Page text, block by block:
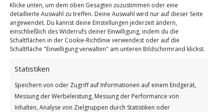
Klicke unten, um dem oben Gesagten zuzustimmen oder eine
detaillierte Auswahl zu treffen. Deine Auswahl wird nur auf dieser Seite
angewendet. Du kannst deine Einstellungen jederzeit ändern,
einschließlich des Widerrufs deiner Einwilligung, indem du die
Schaltflächen in der Cookie-Richtlinie verwendest oder auf die
Schaltfläche "Einwilligung verwalten" am unteren Bildschirmrand klickst.
Statistiken
Speichern von oder Zugriff auf Informationen auf einem Endgerät,
Messung der Werbeleistung, Messung der Performance von
Inhalten, Analyse von Zielgruppen durch Statistiken oder
Tag des Erdbeertörtchens
Weiterlesen